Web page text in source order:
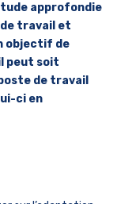
approfondie
travail et
objectif de
peut soit
de travail
ci en